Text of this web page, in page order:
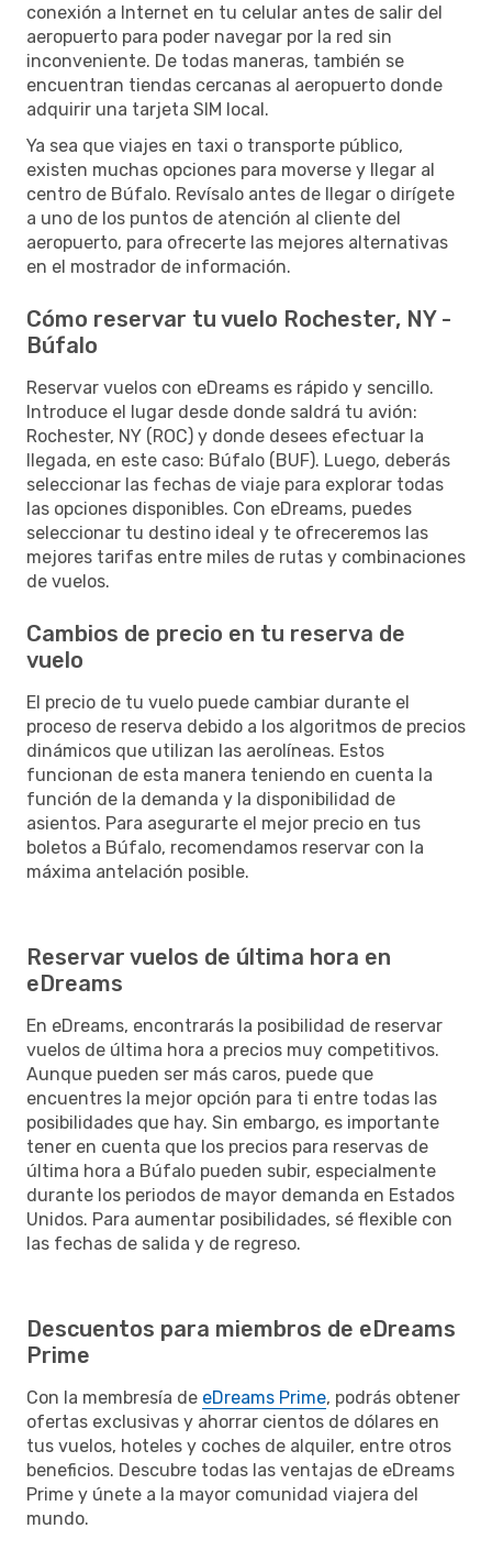
conexión a Internet en tu celular antes de salir del
aeropuerto para poder navegar por la red sin
inconveniente. De todas maneras, también se
encuentran tiendas cercanas al aeropuerto donde
adquirir una tarjeta SIM local.
Ya sea que viajes en taxi o transporte público,
existen muchas opciones para moverse y llegar al
centro de Búfalo. Revísalo antes de llegar o dirígete
a uno de los puntos de atención al cliente del
aeropuerto, para ofrecerte las mejores alternativas
en el mostrador de información.
Cómo reservar tu vuelo Rochester, NY -
Búfalo
Reservar vuelos con eDreams es rápido y sencillo.
Introduce el lugar desde donde saldrá tu avión:
Rochester, NY (ROC) y donde desees efectuar la
llegada, en este caso: Búfalo (BUF). Luego, deberás
seleccionar las fechas de viaje para explorar todas
las opciones disponibles. Con eDreams, puedes
seleccionar tu destino ideal y te ofreceremos las
mejores tarifas entre miles de rutas y combinaciones
de vuelos.
Cambios de precio en tu reserva de
vuelo
El precio de tu vuelo puede cambiar durante el
proceso de reserva debido a los algoritmos de precios
dinámicos que utilizan las aerolíneas. Estos
funcionan de esta manera teniendo en cuenta la
función de la demanda y la disponibilidad de
asientos. Para asegurarte el mejor precio en tus
boletos a Búfalo, recomendamos reservar con la
máxima antelación posible.
Reservar vuelos de última hora en
eDreams
En eDreams, encontrarás la posibilidad de reservar
vuelos de última hora a precios muy competitivos.
Aunque pueden ser más caros, puede que
encuentres la mejor opción para ti entre todas las
posibilidades que hay. Sin embargo, es importante
tener en cuenta que los precios para reservas de
última hora a Búfalo pueden subir, especialmente
durante los periodos de mayor demanda en Estados
Unidos. Para aumentar posibilidades, sé flexible con
las fechas de salida y de regreso.
Descuentos para miembros de eDreams
Prime
Con la membresía de eDreams Prime, podrás obtener
ofertas exclusivas y ahorrar cientos de dólares en
tus vuelos, hoteles y coches de alquiler, entre otros
beneficios. Descubre todas las ventajas de eDreams
Prime y únete a la mayor comunidad viajera del
mundo.